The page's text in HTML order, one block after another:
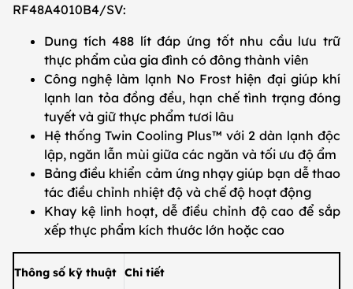
RF48A4010B4/SV:
Dung tích 488 lít đáp ứng tốt nhu cầu lưu trữ
thực phẩm của gia đình có đông thành viên
Công nghệ làm lạnh No Frost hiện đại giúp khí
lạnh lan tỏa đồng đều, hạn chế tình trạng đóng
tuyết và giữ thực phẩm tươi lâu
Hệ thống Twin Cooling Plus™ với 2 dàn lạnh độc
lập, ngăn lẫn mùi giữa các ngăn và tối ưu độ ẩm
Bảng điều khiển cảm ứng nhạy giúp bạn dễ thao
tác điều chỉnh nhiệt độ và chế độ hoạt động
Khay kệ linh hoạt, dễ điều chỉnh độ cao để sắp
xếp thực phẩm kích thước lớn hoặc cao
Thông số kỹ thuật Chi tiết